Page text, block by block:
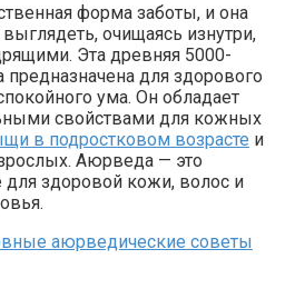
форма заботы, и она
очищаясь изнутри,
Эта древняя 5000-
предназначена для здорового
ума. Он обладает
свойствами для кожных
в подростковом возрасте и
Аюрведа — это
здоровой кожи, волос и
аюрведические советы